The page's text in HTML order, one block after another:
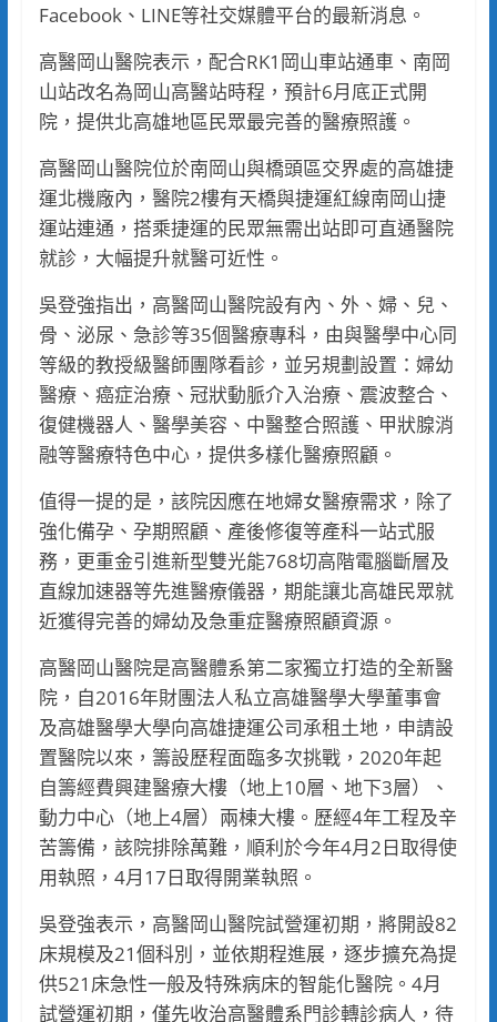
Facebook、LINE等社交媒體平台的最新消息。
高醫岡山醫院表示，配合RK1岡山車站通車、南岡
山站改名為岡山高醫站時程，預計6月底正式開
院，提供北高雄地區民眾最完善的醫療照護。
高醫岡山醫院位於南岡山與橋頭區交界處的高雄捷
運北機廠內，醫院2樓有天橋與捷運紅線南岡山捷
運站連通，搭乘捷運的民眾無需出站即可直通醫院
就診，大幅提升就醫可近性。
吳登強指出，高醫岡山醫院設有內、外、婦、兒、
骨、泌尿、急診等35個醫療專科，由與醫學中心同
等級的教授級醫師團隊看診，並另規劃設置：婦幼
醫療、癌症治療、冠狀動脈介入治療、震波整合、
復健機器人、醫學美容、中醫整合照護、甲狀腺消
融等醫療特色中心，提供多樣化醫療照顧。
值得一提的是，該院因應在地婦女醫療需求，除了
強化備孕、孕期照顧、產後修復等產科一站式服
務，更重金引進新型雙光能768切高階電腦斷層及
直線加速器等先進醫療儀器，期能讓北高雄民眾就
近獲得完善的婦幼及急重症醫療照顧資源。
高醫岡山醫院是高醫體系第二家獨立打造的全新醫
院，自2016年財團法人私立高雄醫學大學董事會
及高雄醫學大學向高雄捷運公司承租土地，申請設
置醫院以來，籌設歷程面臨多次挑戰，2020年起
自籌經費興建醫療大樓（地上10層、地下3層）、
動力中心（地上4層）兩棟大樓。歷經4年工程及辛
苦籌備，該院排除萬難，順利於今年4月2日取得使
用執照，4月17日取得開業執照。
吳登強表示，高醫岡山醫院試營運初期，將開設82
床規模及21個科別，並依期程進展，逐步擴充為提
供521床急性一般及特殊病床的智能化醫院。4月
試營運初期，僅先收治高醫體系門診轉診病人，待